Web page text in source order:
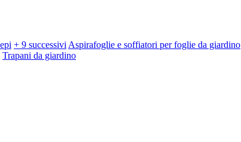
+ 9 successivi Aspirafoglie e soffiatori per foglie da giardino
Trapani da giardino